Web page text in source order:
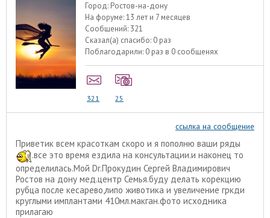
Город: Ростов-на-дону
На форуме:13 лет и 7 месяцев
Сообщений: 321
Сказал(а) спасибо: 0 раз
Поблагодарили: 0 раз в 0 сообщенях
321 25
ссылка на сообщение
Приветик всем красоткам скоро и я пополню ваши ряды
.все это время ездила на консультации.и наконец то
определилась.Мой Dr.Прокудин Сергей Владимирович
Ростов на дону мед.центр Семья.буду делать корекцию
рубца после кесарево,липо животика и увеличение гркди
круглыми имплантами 410мл.макган.фото исходника
прилагаю